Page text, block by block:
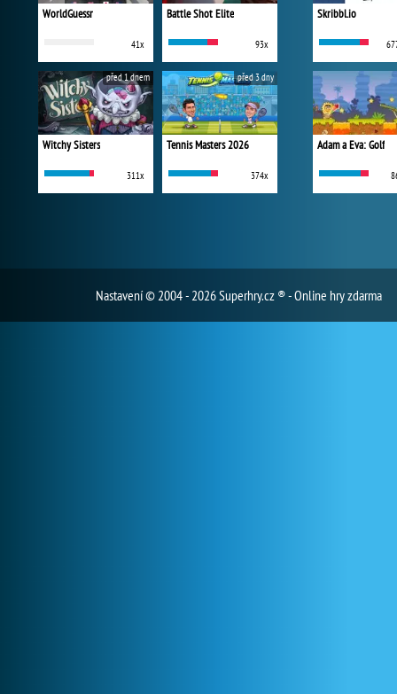
WorldGuessr
41x
Battle Shot Elite
93x
Witchy Sisters
311x
před 1 dnem
Tennis Masters 2026
374x
před 3 dny
Skribbl.io
Adam a Eva: Golf
Nastavení© 2004 - 2026 Superhry.cz ® - Online hry zdarma